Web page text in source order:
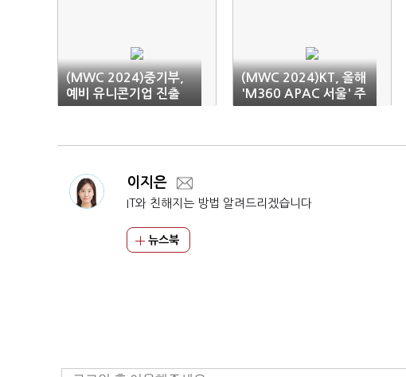
(MWC 2024)중기부,
예비 유니콘기업 진출
지원
(MWC 2024)KT, 올해
'M360 APAC 서울' 주
관
이지은
IT와 친해지는 방법 알려드리겠습니다
뉴스북